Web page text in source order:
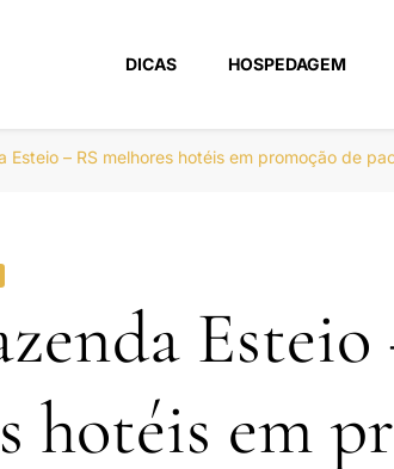
Viagem
DICAS HOSPEDAGEM
Esteio – RS melhores hotéis em promoção de
Esteio
hotéis em